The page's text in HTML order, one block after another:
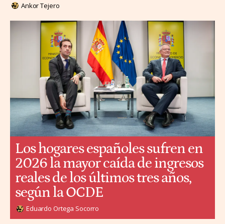
Ankor Tejero
Los hogares españoles sufren en
2026 la mayor caída de ingresos
reales de los últimos tres años,
según la OCDE
Eduardo Ortega Socorro